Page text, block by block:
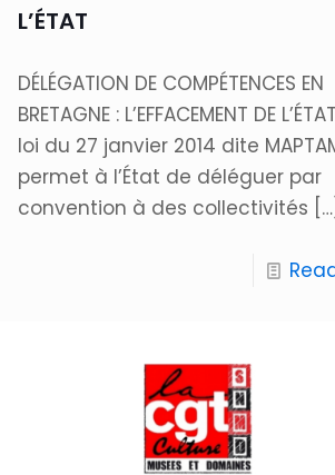
L’ÉTAT
DÉLÉGATION DE COMPÉTENCES EN
BRETAGNE : L’EFFACEMENT DE
loi du 27 janvier 2014 dite
permet à l’État de déléguer par
convention à des collectivités […]